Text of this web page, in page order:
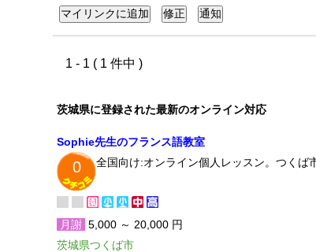
1 - 1 ( 1 件中 )
茨城県に登録された最新のオンライン対応
Sophie先生のフランス語教室
0 全国向け:オンライン個人レッスン。つくば
月謝 5,000 ～ 20,000 円
茨城県つくば市